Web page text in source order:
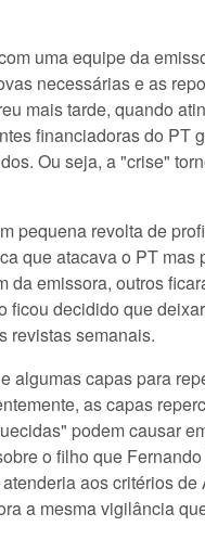
uma equipe da
necessárias e as
mais tarde, quando
financiadoras do PT
Ou seja, a "crise"
pequena revolta de
que atacava o PT mas
da emissora, outros
ficou decidido que
revistas semanais.
algumas capas para
as capas
podem causar
o filho que
aos critérios
a mesma vigilância